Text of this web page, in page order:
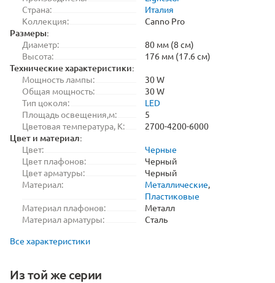
Страна:
Италия
Коллекция:
Canno Pro
Размеры:
Диаметр:
80 мм (8 см)
Высота:
176 мм (17.6 см)
Технические характеристики:
Мощность лампы:
30 W
Общая мощность:
30 W
Тип цоколя:
LED
Площадь освещения,м:
5
Цветовая температура, K:
2700-4200-6000
Цвет и материал:
Цвет:
Черные
Цвет плафонов:
Черный
Цвет арматуры:
Черный
Материал:
Металлические,
Пластиковые
Материал плафонов:
Металл
Материал арматуры:
Сталь
Все характеристики
Из той же серии